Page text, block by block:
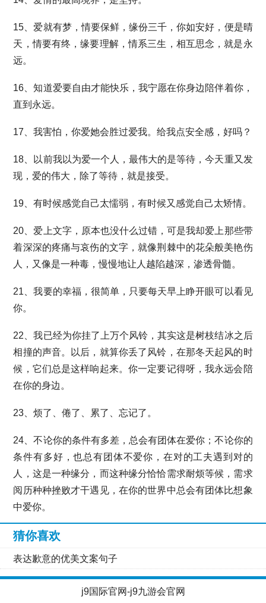
15、爱就有梦，情要保鲜，缘份三千，你如安好，便是晴
天，情要有终，缘要理解，情系三生，相互思念，就是永
远。
16、知道爱要自由才能快乐，我宁愿在你身边陪伴着你，
直到永远。
17、我害怕，你爱她会胜过爱我。给我点安全感，好吗？
18、以前我以为爱一个人，最伟大的是等待，今天重又发
现，爱的伟大，除了等待，就是接受。
19、有时候感觉自己太懦弱，有时候又感觉自己太矫情。
20、爱上文字，原本也没什么过错，可是我却爱上那些带
着深深的疼痛与哀伤的文字，就像荆棘中的花朵般美艳伤
人，又像是一种毒，慢慢地让人越陷越深，渗透骨髓。
21、我要的幸福，很简单，只要每天早上睁开眼可以看见
你。
22、我已经为你挂了上万个风铃，其实这是树枝结冰之后
相撞的声音。以后，就算你丢了风铃，在那冬天起风的时
候，它们总是这样响起来。你一定要记得呀，我永远会陪
在你的身边。
23、烦了、倦了、累了、忘记了。
24、不论你的条件有多差，总会有团体在爱你；不论你的
条件有多好，也总有团体不爱你，在对的工夫遇到对的
人，这是一种缘分，而这种缘分恰恰需求耐烦等候，需求
阅历种种挫败才干遇见，在你的世界中总会有团体比想象
中爱你。
猜你喜欢
表达歉意的优美文案句子
j9国际官网-j9九游会官网